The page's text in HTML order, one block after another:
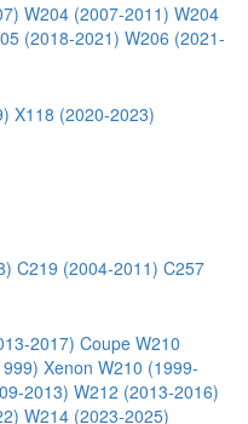
W204 (2007-2011) W204
(2018-2021) W206 (2021-
X118 (2020-2023)
C219 (2004-2011) C257
2017) CoupeW210
Xenon W210 (1999-
2013) W212 (2013-2016)
W214 (2023-2025)